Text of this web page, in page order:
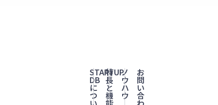
STARTUP
DB
に
つ
特
長
と
機
ノ
ウ
ハ
ウ
お
問
い
合